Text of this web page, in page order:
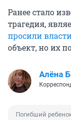
Ранее стало
трагедия,
просили
объект, но их
Алёна
Погибший